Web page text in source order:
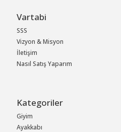
Vartabi
SSS
Vizyon & Misyon
İletişim
Nasıl Satış Yaparım
Kategoriler
Giyim
Ayakkabı